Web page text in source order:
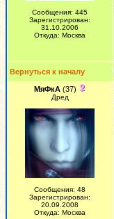
Сообщения: 445
Зарегистрирован:
31.10.2006
Откуда: Москва
Вернуться к началу
МяФкА(37)
Дред
Сообщения: 48
Зарегистрирован:
20.09.2008
Откуда: Москва